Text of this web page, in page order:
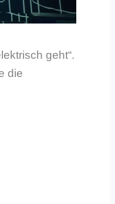
geht“.
die